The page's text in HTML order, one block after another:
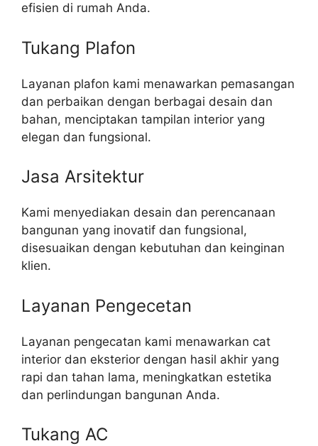
efisien di rumah Anda.
Tukang Plafon
Layanan plafon kami menawarkan pemasangan
dan perbaikan dengan berbagai desain dan
bahan, menciptakan tampilan interior yang
elegan dan fungsional.
Jasa Arsitektur
Kami menyediakan desain dan perencanaan
bangunan yang inovatif dan fungsional,
disesuaikan dengan kebutuhan dan keinginan
klien.
Layanan Pengecetan
Layanan pengecatan kami menawarkan cat
interior dan eksterior dengan hasil akhir yang
rapi dan tahan lama, meningkatkan estetika
dan perlindungan bangunan Anda.
Tukang AC